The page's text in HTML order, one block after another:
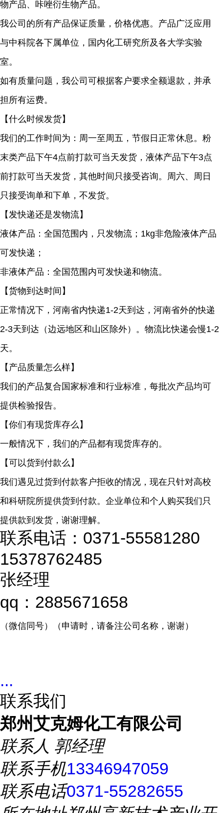
物产品、咔唑衍生物产品。
我公司的所有产品保证质量，价格优惠。产品广泛应用
与中科院各下属单位，国内化工研究所及各大学实验
室。
如有质量问题，我公司可根据客户要求全额退款，并承
担所有运费。
【什么时候发货】
我们的工作时间为：周一至周五，节假日正常休息。粉
末类产品下午4点前打款可当天发货，液体产品下午3点
前打款可当天发货，其他时间只接受咨询。周六、周日
只接受询单和下单，不发货。
【发快递还是发物流】
液体产品：全国范围内，只发物流；1kg非危险液体产品
可发快递；
非液体产品：全国范围内可发快递和物流。
【货物到达时间】
正常情况下，河南省内快递1-2天到达，河南省外的快递
2-3天到达（边远地区和山区除外）。物流比快递会慢1-2
天。
【产品质量怎么样】
我们的产品复合国家标准和行业标准，每批次产品均可
提供检验报告。
【你们有现货库存么】
一般情况下，我们的产品都有现货库存的。
【可以货到付款么】
我们遇见过货到付款客户拒收的情况，现在只针对高校
和科研院所提供货到付款。企业单位和个人购买我们只
提供款到发货，谢谢理解。
联系电话：0371-55581280
15378762485
张经理
qq：2885671658
（微信同号）（申请时，请备注公司名称，谢谢）
...
联系我们
郑州艾克姆化工有限公司
联系人 郭经理
联系手机13346947059
联系电话0371-55282655